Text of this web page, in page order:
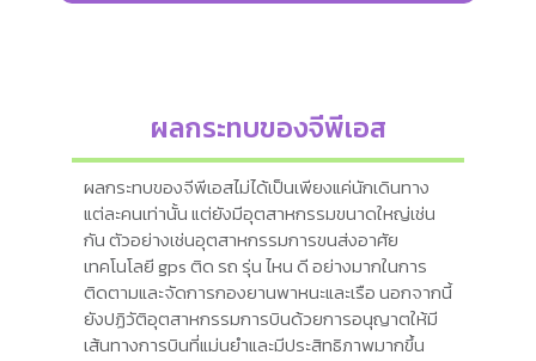
ผลกระทบของจีพีเอส
ผลกระทบของจีพีเอสไม่ได้เป็นเพียงแค่นักเดินทาง
แต่ละคนเท่านั้น แต่ยังมีอุตสาหกรรมขนาดใหญ่เช่น
กัน ตัวอย่างเช่นอุตสาหกรรมการขนส่งอาศัย
เทคโนโลยี gps ติด รถ รุ่น ไหน ดี อย่างมากในการ
ติดตามและจัดการกองยานพาหนะและเรือ นอกจากนี้
ยังปฏิวัติอุตสาหกรรมการบินด้วยการอนุญาตให้มี
เส้นทางการบินที่แม่นยำและมีประสิทธิภาพมากขึ้น